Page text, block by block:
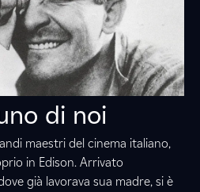
di noi
maestri del cinema italiano,
in Edison. Arrivato
già lavorava sua madre, si è